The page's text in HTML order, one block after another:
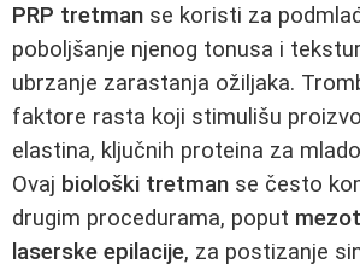
PRP tretman se koristi za
poboljšanje njenog tonusa i
ubrzanje zarastanja ožiljaka.
faktore rasta koji stimulišu
elastina, ključnih proteina za
Ovaj biološki tretman se često
drugim procedurama, poput
laserske epilacije, za postizanje